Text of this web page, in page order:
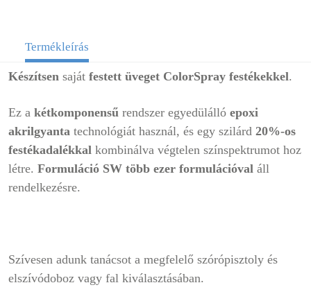
Termékleírás
Készítsen saját festett üveget ColorSpray festékekkel.
Ez a kétkomponensű rendszer egyedülálló epoxi
akrilgyanta technológiát használ, és egy szilárd 20%-os
festékadalékkal kombinálva végtelen színspektrumot hoz
létre. Formuláció SW több ezer formulációval áll
rendelkezésre.
Szívesen adunk tanácsot a megfelelő szórópisztoly és
elszívódoboz vagy fal kiválasztásában.